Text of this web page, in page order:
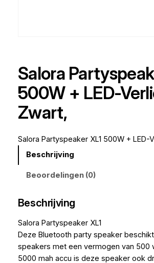
Salora
500W + LED-
Zwart,
Salora Partyspeaker XL1 500W + LED-
Beschrijving
Beoordelingen (0)
Beschrijving
Salora Partyspeaker XL1
Deze Bluetooth party speaker
speakers met een vermogen van 500
5000 mah accu is deze speaker ook